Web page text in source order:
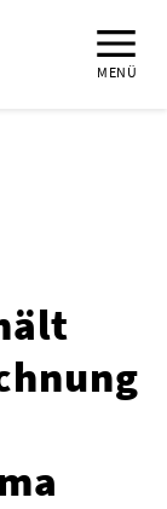
MENÜ